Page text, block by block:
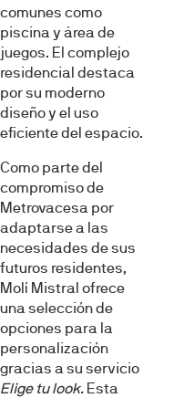
comunes como
piscina y área de
juegos. El complejo
residencial destaca
por su moderno
diseño y el uso
eficiente del espacio.
Como parte del
compromiso de
Metrovacesa por
adaptarse a las
necesidades de sus
futuros residentes,
Molí Mistral ofrece
una selección de
opciones para la
personalización
gracias a su servicio
Elige tu look. Esta